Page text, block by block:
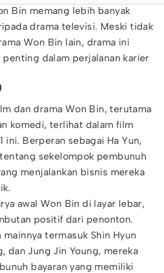
Bin memang lebih banyak
drama televisi. Meski tidak
Won Bin lain, drama ini
dalam perjalanan karier
dan drama Won Bin, terutama
komedi, terlihat dalam film
ini. Berperan sebagai Ha Yun,
sekelompok pembunuh
menjalankan bisnis mereka
awal Won Bin di layar lebar,
positif dari penonton.
termasuk Shin Hyun
dan Jung Jin Young, mereka
bayaran yang memiliki